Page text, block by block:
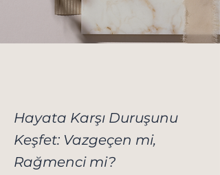
Hayata Karşı Duruşunu
Keşfet: Vazgeçen mi,
Rağmenci mi?